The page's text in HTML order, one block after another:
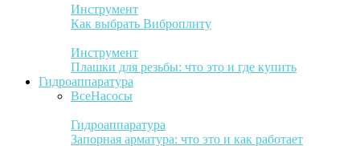
Инструмент
Как выбрать Виброплиту
Инструмент
Плашки для резьбы: что это и где купить
Гидроаппаратура
ВсеНасосы
Гидроаппаратура
Запорная арматура: что это и как работает